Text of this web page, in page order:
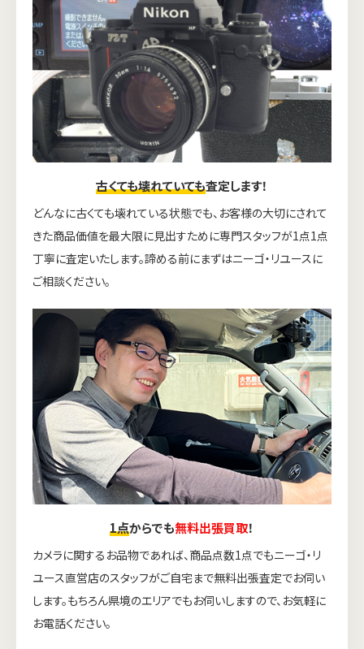
古くても壊れていても査定します！
どんなに古くても壊れている状態でも、お客様の大切にされて
きた商品価値を最大限に見出すために専門スタッフが1点1点
丁寧に査定いたします。諦める前にまずはニーゴ・リユースに
ご相談ください。
1点からでも無料出張買取！
カメラに関するお品物であれば、商品点数1点でもニーゴ・リ
ユース直営店のスタッフがご自宅まで無料出張査定でお伺い
します。もちろん県境のエリアでもお伺いしますので、お気軽に
お電話ください。